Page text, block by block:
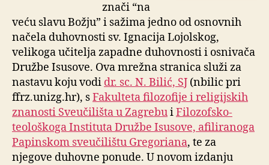
znači “na
veću slavu Božju” i sažima jedno od osnovnih
načela duhovnosti sv. Ignacija Lojolskog,
velikoga učitelja zapadne duhovnosti i osnivača
Družbe Isusove. Ova mrežna stranica služi za
nastavu koju vodi dr. sc. N. Bilić, SJ (nbilic pri
ffrz.unizg.hr), sFakulteta filozofije i religijskih
znanosti Sveučilišta u ZagrebuiFilozofsko-
teološkoga Instituta Družbe Isusove, afiliranoga
Papinskom sveučilištu Gregoriana, te za
njegove duhovne ponude. U novomizdanju